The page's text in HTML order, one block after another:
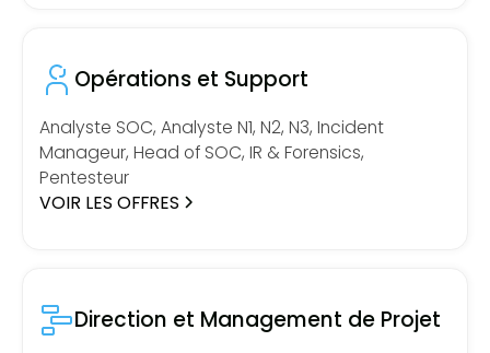
Opérations et Support
Analyste SOC, Analyste N1, N2, N3, Incident
Manageur, Head of SOC, IR & Forensics,
Pentesteur
VOIR LES OFFRES
Direction et Management de Projet